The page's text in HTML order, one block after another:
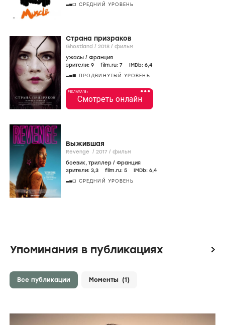
СРЕДНИЙ УРОВЕНЬ
Страна призраков
Ghostland / 2018 / фильм
ужасы / Франция
зрители: 9 film.ru: 7 IMDb: 6,4
ПРОДВИНУТЫЙ УРОВЕНЬ
•••
РЕКЛАМА 18+
Смотреть онлайн
Выжившая
Revenge / 2017 / фильм
боевик, триллер / Франция
зрители: 3,3 film.ru: 5 IMDb: 6,4
СРЕДНИЙ УРОВЕНЬ
Упоминания в публикациях icon
Все публикации Моменты (1)